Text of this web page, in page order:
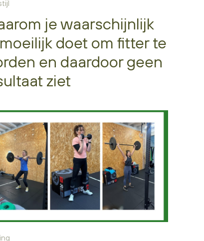
je waarschijnlijk
doet om fitter te
en daardoor geen
ziet